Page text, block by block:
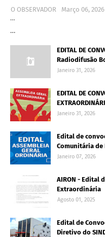
O OBSERVADOR
Março 06, 2026
…
…
EDITAL DE
Radiodifusão
Janeiro 31, 2026
EDITAL DE
Janeiro 31, 2026
Edital de
Comunitária de
Janeiro 07, 2026
AIRON - Edital
Extraordinária
Agosto 01, 2025
Edital de
Diretivo do